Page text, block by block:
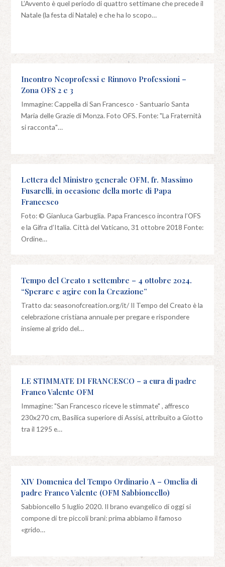
L’Avvento è quel periodo di quattro settimane che precede il
Natale (la festa di Natale) e che ha lo scopo…
Incontro Neoprofessi e Rinnovo Professioni –
Zona OFS 2 e 3
Immagine: Cappella di San Francesco - Santuario Santa
Maria delle Grazie di Monza. Foto OFS. Fonte: "La Fraternità
si racconta"…
Lettera del Ministro generale OFM, fr. Massimo
Fusarelli, in occasione della morte di Papa
Francesco
Foto: © Gianluca Garbuglia. Papa Francesco incontra l’OFS
e la Gifra d’Italia. Città del Vaticano, 31 ottobre 2018 Fonte:
Ordine…
Tempo del Creato 1 settembre – 4 ottobre 2024.
“Sperare e agire con la Creazione”
Tratto da: seasonofcreation.org/it/ Il Tempo del Creato è la
celebrazione cristiana annuale per pregare e rispondere
insieme al grido del…
LE STIMMATE DI FRANCESCO – a cura di padre
Franco Valente OFM
Immagine: "San Francesco riceve le stimmate" , affresco
230x270 cm, Basilica superiore di Assisi, attribuito a Giotto
tra il 1295 e…
XIV Domenica del Tempo Ordinario A – Omelia di
padre Franco Valente (OFM Sabbioncello)
Sabbioncello 5 luglio 2020. Il brano evangelico di oggi si
compone di tre piccoli brani: prima abbiamo il famoso
«grido…